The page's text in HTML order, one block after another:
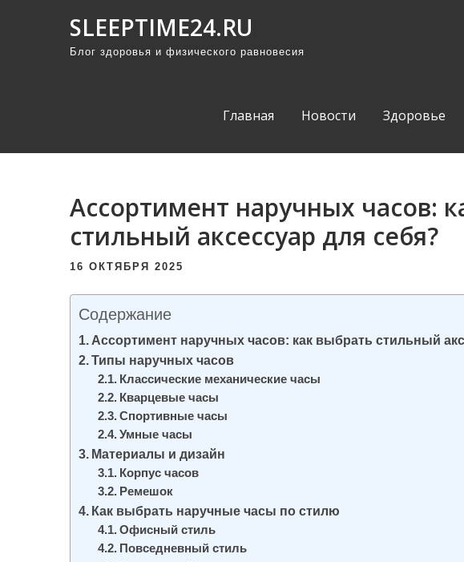
SLEEPTIME24.RU
Блог здоровья и физического равновесия
Главная Новости Здоровье
Ассортимент наручных часов:
стильный аксессуар для себя?
16 ОКТЯБРЯ 2025
Содержание
Ассортимент наручных часов: как выбрать стильный
Типы наручных часов
Классические механические часы
Кварцевые часы
Спортивные часы
Умные часы
Материалы и дизайн
Корпус часов
Ремешок
Как выбрать наручные часы по стилю
Офисный стиль
Повседневный стиль